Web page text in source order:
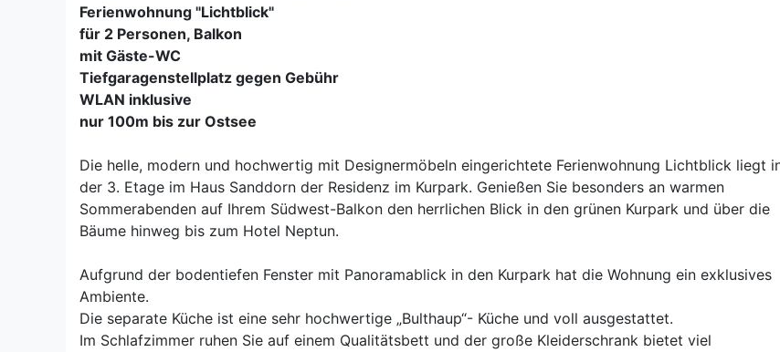
Ferienwohnung "Lichtblick"
für 2 Personen, Balkon
mit Gäste-WC
Tiefgaragenstellplatz gegen Gebühr
WLAN inklusive
nur 100m bis zur Ostsee
Die helle, modern und hochwertig mit Designermöbeln eingerichtete Ferienwohnung Lichtblick liegt
der 3. Etage im Haus Sanddorn der Residenz im Kurpark. Genießen Sie besonders an warmen
Sommerabenden auf Ihrem Südwest-Balkon den herrlichen Blick in den grünen Kurpark und über die
Bäume hinweg bis zum Hotel Neptun.
Aufgrund der bodentiefen Fenster mit Panoramablick in den Kurpark hat die Wohnung ein exklusives
Ambiente.
Die separate Küche ist eine sehr hochwertige „Bulthaup“- Küche und voll ausgestattet.
Im Schlafzimmer ruhen Sie auf einem Qualitätsbett und der große Kleiderschrank bietet viel